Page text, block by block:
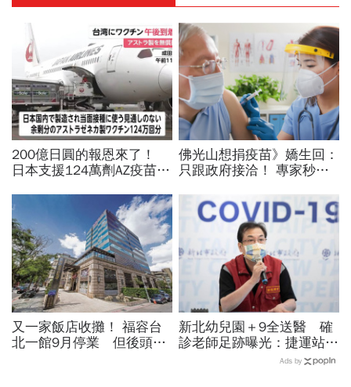
200億日圓的報恩來了！
日本支援124萬劑AZ疫苗下
次
佛光山想捐疫苗》嬌生回：
只跟政府接洽！ 專家秒解
又一家飯店收攤！ 福容台
北一館9月停業 但後頭還
新北幼兒園＋9全送醫 確
診老師足跡曝光：捷運站、
Ads by